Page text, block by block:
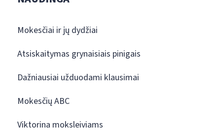
Mokesčiai ir jų dydžiai
Atsiskaitymas grynaisiais pinigais
Dažniausiai užduodami klausimai
Mokesčių ABC
Viktorina moksleiviams